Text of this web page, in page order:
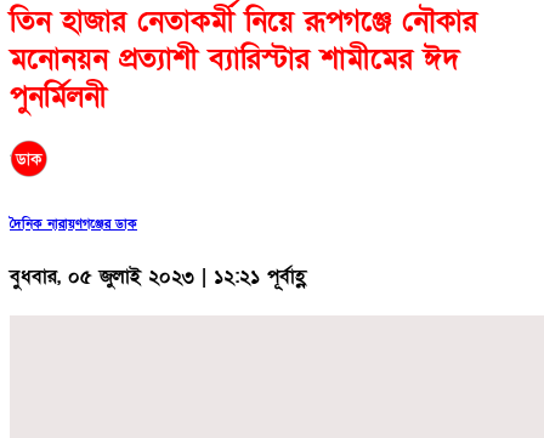
তিন হাজার নেতাকর্মী নিয়ে রূপগঞ্জে নৌকার
মনোনয়ন প্রত্যাশী ব্যারিস্টার শামীমের ঈদ
পুনর্মিলনী
দৈনিক নারায়ণগঞ্জের ডাক
বুধবার, ০৫ জুলাই ২০২৩ | ১২:২১ পূর্বাহ্ণ